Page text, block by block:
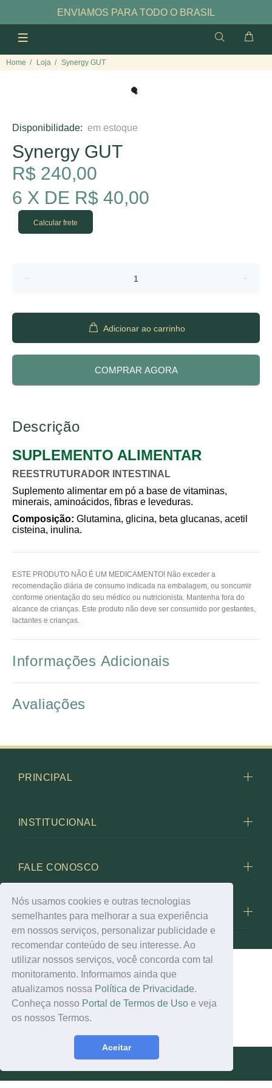
Nós usamos cookies e outras tecnologias
semelhantes para melhorar a sua experiência
em nossos serviços, personalizar publicidade e
recomendar conteúdo de seu interesse. Ao
utilizar nossos serviços, você concorda com tal
monitoramento. Informamos ainda que
atualizamos nossa Política de Privacidade.
Conheça nosso Portal de Termos de Uso e veja
os nossos Termos.
Aceitar
ENVIAMOS PARA TODO O BRASIL
Home Loja Synergy GUT
Disponibilidade: em estoque
Synergy GUT
R$ 240,00
6 X DE R$ 40,00
Calcular frete
Adicionar ao carrinho
COMPRAR AGORA
Descrição
SUPLEMENTO ALIMENTAR
REESTRUTURADOR INTESTINAL
Suplemento alimentar em pó a base de vitaminas,
minerais, aminoácidos, fibras e leveduras.
Composição: Glutamina, glicina, beta glucanas, acetil
cisteina, inulina.
ESTE PRODUTO NÃO É UM MEDICAMENTO! Não exceder a
recomendação diária de consumo indicada na embalagem, ou soncumir
conforme orientação do seu médico ou nutricionista. Mantenha fora do
alcance de crianças. Este produto não deve ser consumido por gestantes,
lactantes e crianças.
Informações Adicionais
Avaliações
PRINCIPAL
INSTITUCIONAL
FALE CONOSCO
BIOLEVEN
© 2023